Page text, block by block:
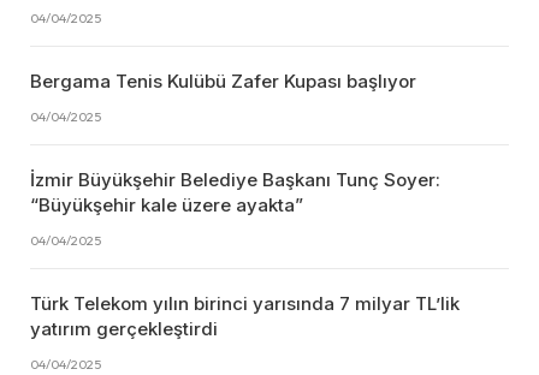
04/04/2025
Bergama Tenis Kulübü Zafer Kupası başlıyor
04/04/2025
İzmir Büyükşehir Belediye Başkanı Tunç Soyer:
“Büyükşehir kale üzere ayakta”
04/04/2025
Türk Telekom yılın birinci yarısında 7 milyar TL’lik
yatırım gerçekleştirdi
04/04/2025